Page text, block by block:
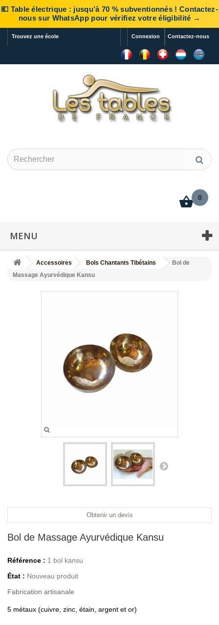
💶 Table électrique : jusqu’à 70 % subventionnés ! Contactez-
nous sur WhatsApp pour vérifiez votre éligibilité →
Contactez-nous
Trouvez une école Connexion
MENU
0
Accessoires Bols Chantants Tibétains
Bol de
Massage Ayurvédique Kansu
Obtenir un devis
Bol de Massage Ayurvédique Kansu
Référence : 1 bol kansu
État : Nouveau produit
Fabrication artisanale
5 métaux (cuivre, zinc, étain, argent et or)